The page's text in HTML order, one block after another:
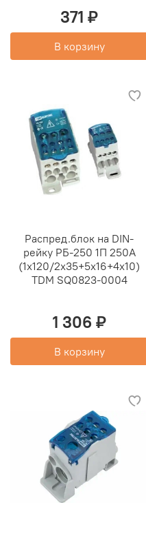
371 ₽
В корзину
Распред.блок на DIN-
рейку РБ-250 1П 250А
(1х120/2х35+5х16+4х10)
TDM SQ0823-0004
1 306 ₽
В корзину